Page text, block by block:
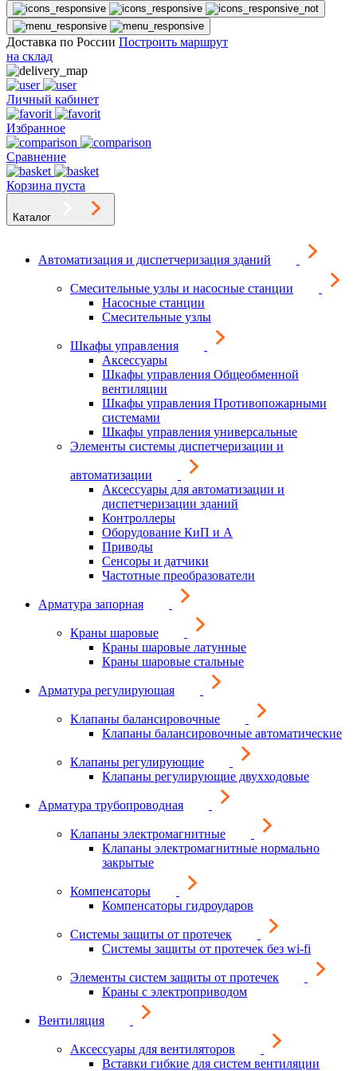
Доставка по России Построить маршрут
на склад
Личный кабинет
Избранное
Сравнение
Корзина пуста
Каталог
Автоматизация и диспетчеризация зданий
Смесительные узлы и насосные станции
Насосные станции
Смесительные узлы
Шкафы управления
Аксессуары
Шкафы управления Общеобменной
вентиляции
Шкафы управления Противопожарными
системами
Шкафы управления универсальные
Элементы системы диспетчеризации и
автоматизации
Аксессуары для автоматизации и
диспетчеризации зданий
Контроллеры
Оборудование КиП и А
Приводы
Сенсоры и датчики
Частотные преобразователи
Арматура запорная
Краны шаровые
Краны шаровые латунные
Краны шаровые стальные
Арматура регулирующая
Клапаны балансировочные
Клапаны балансировочные автоматические
Клапаны регулирующие
Клапаны регулирующие двухходовые
Арматура трубопроводная
Клапаны электромагнитные
Клапаны электромагнитные нормально
закрытые
Компенсаторы
Компенсаторы гидроударов
Системы защиты от протечек
Системы защиты от протечек без wi-fi
Элементы систем защиты от протечек
Краны с электроприводом
Вентиляция
Аксессуары для вентиляторов
Вставки гибкие для систем вентиляции